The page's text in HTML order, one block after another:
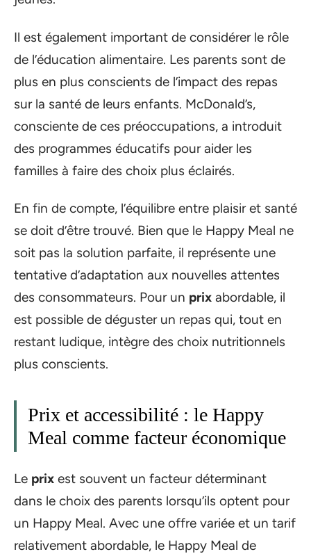
Il est également important de considérer le rôle
de l’éducation alimentaire. Les parents sont de
plus en plus conscients de l’impact des repas
sur la santé de leurs enfants. McDonald’s,
consciente de ces préoccupations, a introduit
des programmes éducatifs pour aider les
familles à faire des choix plus éclairés.
En fin de compte, l’équilibre entre plaisir et santé
se doit d’être trouvé. Bien que le Happy Meal ne
soit pas la solution parfaite, il représente une
tentative d’adaptation aux nouvelles attentes
des consommateurs. Pour un prix abordable, il
est possible de déguster un repas qui, tout en
restant ludique, intègre des choix nutritionnels
plus conscients.
Prix et accessibilité : le Happy
Meal comme facteur économique
Le prix est souvent un facteur déterminant
dans le choix des parents lorsqu’ils optent pour
un Happy Meal. Avec une offre variée et un tarif
relativement abordable, le Happy Meal de